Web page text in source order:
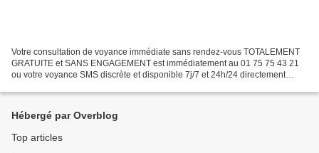
Votre consultation de voyance immédiate sans rendez-vous TOTALEMENT
GRATUITE et SANS ENGAGEMENT est immédiatement au 01 75 75 43 21
ou votre voyance SMS discrète et disponible 7j/7 et 24h/24 directement
Hébergé par Overblog
Top articles